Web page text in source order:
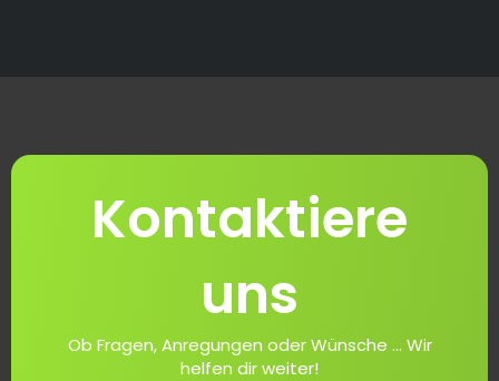
Kontaktiere
uns
Ob Fragen, Anregungen oder Wünsche ... Wir
helfen dir weiter!